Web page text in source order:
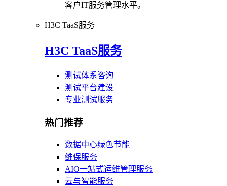
客户IT服务管理水平。
H3C TaaS服务
H3C TaaS服务
测试体系咨询
测试平台建设
专业测试服务
热门推荐
数据中心绿色节能
维保服务
AIO一站式运维管理服务
云与智能服务